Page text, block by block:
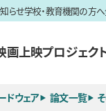
らせ学校・教育機関の方へ
画上映プロジェク
ドウェア 論文一覧